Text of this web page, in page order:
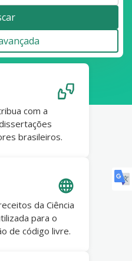
com a
brasileiros.
da Ciência
para o
de código livre.